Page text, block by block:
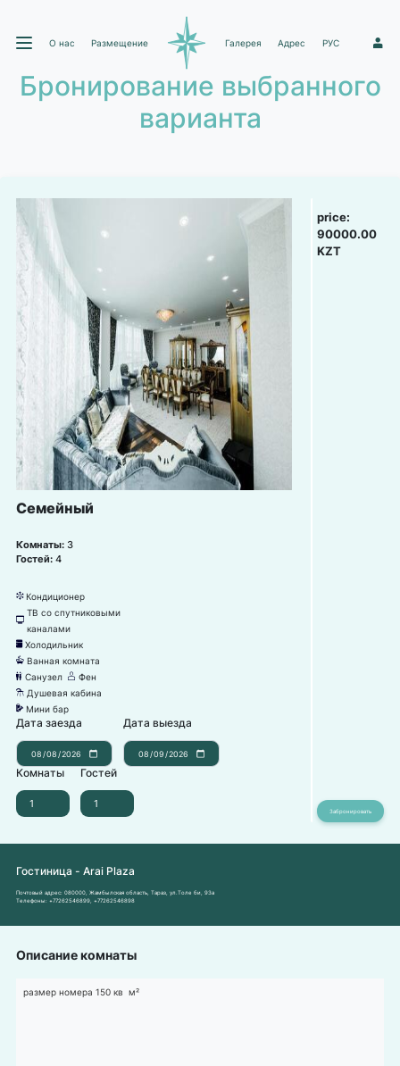
О нас Размещение Галерея Адрес РУС 1
Бронирование выбранного
варианта
Семейный
Комнаты: 3
Гостей: 4
뀸 Кондиционер
넎
ТВ со спутниковыми
каналами
녒 Холодильник
넸 Ванная комната
댃 Санузел 덶 Фен
댴 Душевая кабина
넕 Мини бар
Дата заезда Дата выезда
Комнаты Гостей
price:
90000.00
KZT
Гостиница - Arai Plaza
Почтовый адрес: 080000, Жамбылская область, Тараз, ул.Толе би, 93а
Телефоны: +77262546899 +77262546898
Описание комнаты